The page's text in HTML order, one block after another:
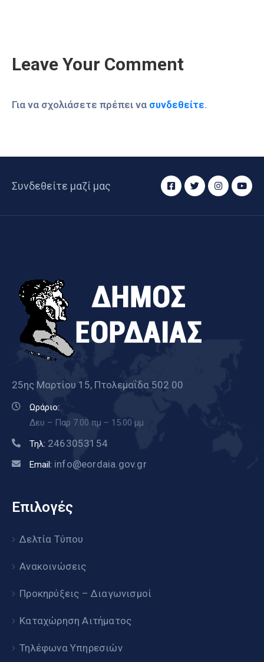
Leave Your Comment
Για να σχολιάσετε πρέπει να συνδεθείτε.
Συνδεθείτε μαζί μας
25ης Μαρτίου 15, Πτολεμαΐδα 502 00
Ωράριο:
Δευ – Παρ 7.00 πμ – 15.00 μμ
Τηλ: 2463053154
Email: info@eordaia.gov.gr
Επιλογές
Δελτία Τύπου
Ανακοινώσεις
Προκηρύξεις – Διαγωνισμοί
Καταχώρηση Αιτήματος
Τηλέφωνα Υπηρεσιών